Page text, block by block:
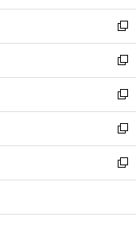
開
く
ウ
で
開
く
ン
ド
ウ
で
開
く
ウ
ィ
ン
ド
ウ
で
開
く
新
し
い
ウ
ィ
ン
ド
ウ
で
開
新
し
い
ウ
ィ
ン
ド
ウ
開
新
し
い
ウ
ィ
ン
ウ
新
し
い
ウ
ン
新
し
ウ